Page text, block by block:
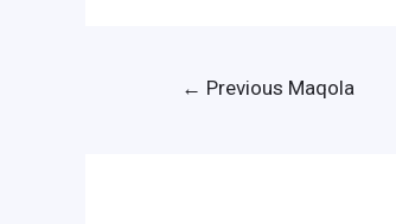
← Previous Maqola